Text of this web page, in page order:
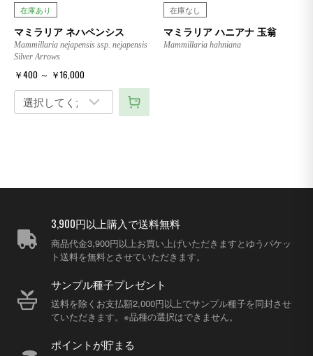
在庫あり
マミラリア ネハペンシス
Mammillaria nejapensis ssp. nejapensis
Silver Arrows
￥400 ～ ￥16,000
在庫なし
マミラリア ハニアナ 玉翁
Mammillaria hahniana
3,900円以上購入で送料無料
商品代金3,900円以上お買い上げいただきますとゆうパケッ
ト送料を無料とさせていただきます。
サンプル種子プレゼント
送料を除くお支払額2,000円以上でサンプル種子を同封させ
ていただきます。※品種の選択はできません。
ポイントが貯まる